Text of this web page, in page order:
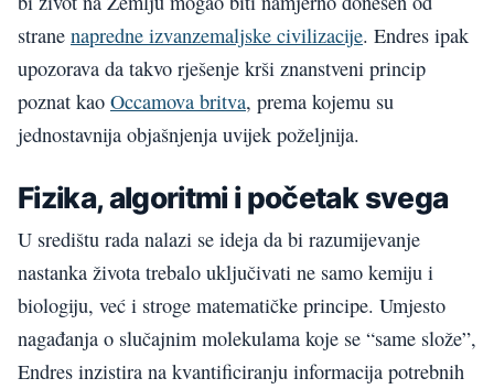
strane napredne izvanzemaljske civilizacije. Endres ipak
upozorava da takvo rješenje krši znanstveni princip
poznat kao Occamova britva, prema kojemu su
jednostavnija objašnjenja uvijek poželjnija.
Fizika, algoritmi i početak svega
U središtu rada nalazi se ideja da bi razumijevanje
nastanka života trebalo uključivati ne samo kemiju i
biologiju, već i stroge matematičke principe. Umjesto
nagađanja o slučajnim molekulama koje se “same slože”,
Endres inzistira na kvantificiranju informacija potrebnih